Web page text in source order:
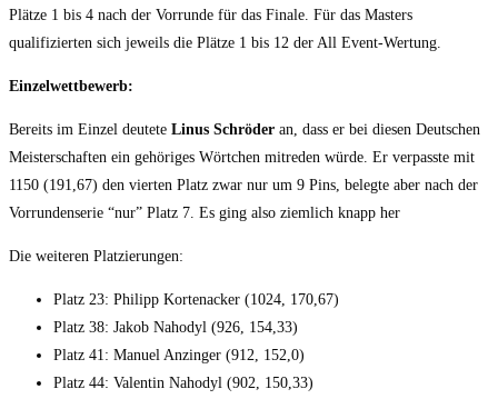
Plätze 1 bis 4 nach der Vorrunde für das Finale. Für das Masters
qualifizierten sich jeweils die Plätze 1 bis 12 der All Event-Wertung.
Einzelwettbewerb:
Bereits im Einzel deutete Linus Schröder an, dass er bei diesen Deutschen
Meisterschaften ein gehöriges Wörtchen mitreden würde. Er verpasste mit
1150 (191,67) den vierten Platz zwar nur um 9 Pins, belegte aber nach der
Vorrundenserie “nur” Platz 7. Es ging also ziemlich knapp her
Die weiteren Platzierungen:
Platz 23: Philipp Kortenacker (1024, 170,67)
Platz 38: Jakob Nahodyl (926, 154,33)
Platz 41: Manuel Anzinger (912, 152,0)
Platz 44: Valentin Nahodyl (902, 150,33)